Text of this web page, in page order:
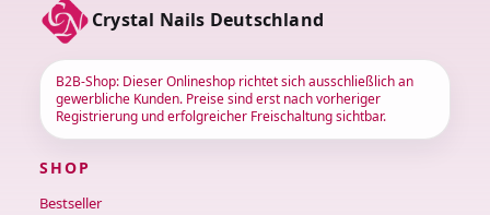
Crystal Nails Deutschland
B2B-Shop: Dieser Onlineshop richtet sich ausschließlich an
gewerbliche Kunden. Preise sind erst nach vorheriger
Registrierung und erfolgreicher Freischaltung sichtbar.
SHOP
Bestseller